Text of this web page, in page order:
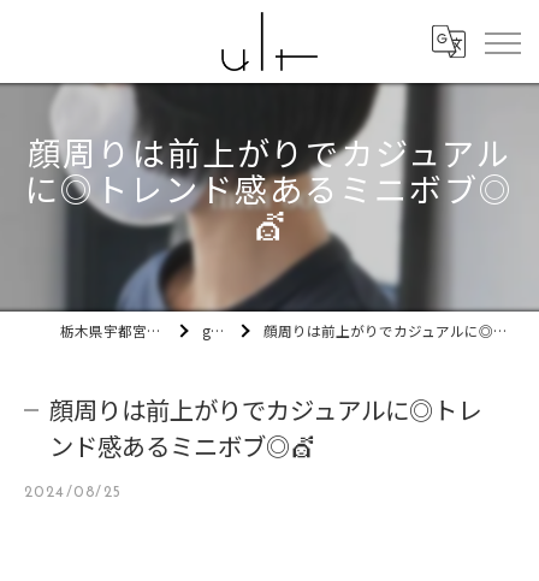
顔周りは前上がりでカジュアル
に◎トレンド感あるミニボブ◎
💇
栃木県宇都宮市の美容室ult gallery 顔周りは前上がりでカジュアルに◎トレンド感あるミニボブ◎💇
顔周りは前上がりでカジュアルに◎トレ
ンド感あるミニボブ◎💇
2024/08/25